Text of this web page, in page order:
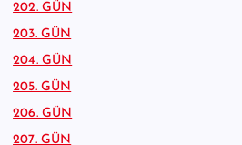
202. GÜN
203. GÜN
204. GÜN
205. GÜN
206. GÜN
207. GÜN